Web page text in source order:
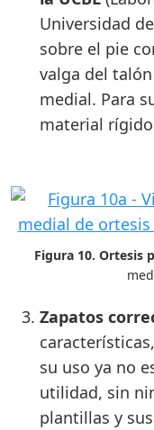
Universidad
sobre el pie
valga del
medial. Para
material
Figura 10. Ortesis
Zapatos
su uso ya no
utilidad, sin
plantillas y